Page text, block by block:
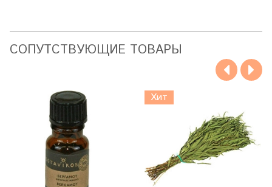
CОПУТСТВУЮЩИЕ ТОВАРЫ
Хит